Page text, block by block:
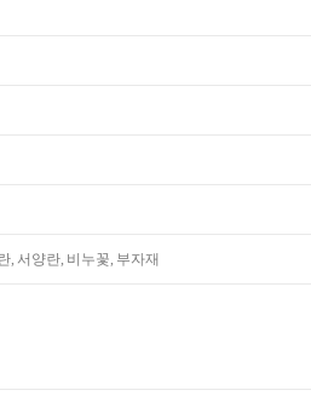
, 서양란, 비누꽃, 부자재